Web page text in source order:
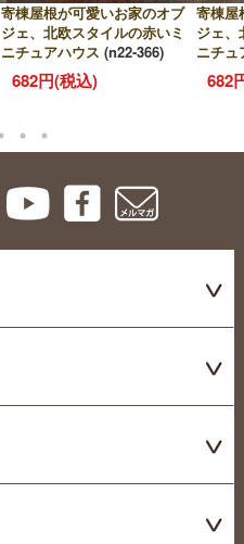
寄棟屋根が可愛いお家のオブ
ジェ、北欧スタイルの赤いミ
ニチュアハウス (n22-366)
682円(税込)
寄棟屋
ジェ、
ニチュ
682